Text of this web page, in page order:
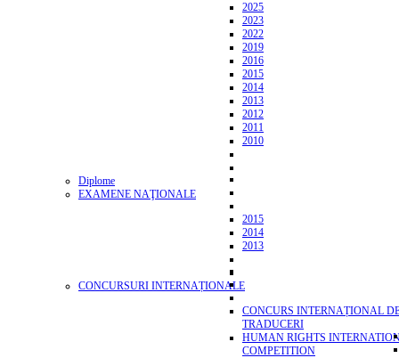
2025
2023
2022
2019
2016
2015
2014
2013
2012
2011
2010
Diplome
EXAMENE NAŢIONALE
2015
2014
2013
CONCURSURI INTERNAȚIONALE
CONCURS INTERNAȚIONAL
TRADUCERI
HUMAN RIGHTS
COMPETITION